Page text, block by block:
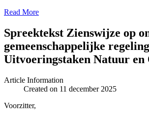
Read More
Spreektekst Zienswijze op
gemeenschappelijke regeling
Uitvoeringstaken Natuur en
Article Information
Created on 11 december 2025
Voorzitter,